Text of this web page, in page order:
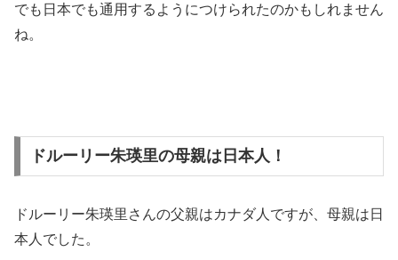
でも日本でも通用するようにつけられたのかもしれません
ね。
ドルーリー朱瑛里の母親は日本人！
ドルーリー朱瑛里さんの父親はカナダ人ですが、母親は日
本人でした。